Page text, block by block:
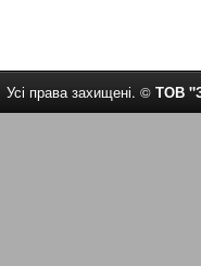
Усі права захищені. © ТОВ